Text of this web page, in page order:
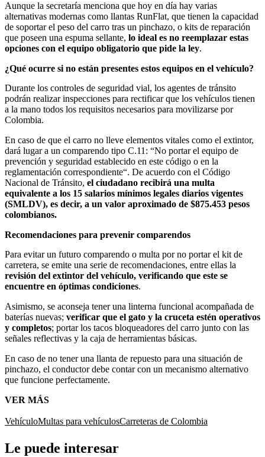
Aunque la secretaría menciona que hoy en día hay varias
alternativas modernas como llantas RunFlat, que tienen la capacidad
de soportar el peso del carro tras un pinchazo, o kits de reparación
que poseen una espuma sellante, lo ideal es no reemplazar estas
opciones con el equipo obligatorio que pide la ley.
¿Qué ocurre si no están presentes estos equipos en el vehículo?
Durante los controles de seguridad vial, los agentes de tránsito
podrán realizar inspecciones para rectificar que los vehículos tienen
a la mano todos los requisitos necesarios para movilizarse por
Colombia.
En caso de que el carro no lleve elementos vitales como el extintor,
dará lugar a un comparendo tipo C.11: “No portar el equipo de
prevención y seguridad establecido en este código o en la
reglamentación correspondiente“. De acuerdo con el Código
Nacional de Tránsito, el ciudadano recibirá una multa
equivalente a los 15 salarios mínimos legales diarios vigentes
(SMLDV), es decir, a un valor aproximado de $875.453 pesos
colombianos.
Recomendaciones para prevenir comparendos
Para evitar un futuro comparendo o multa por no portar el kit de
carretera, se emite una serie de recomendaciones, entre ellas la
revisión del extintor del vehículo, verificando que este se
encuentre en óptimas condiciones.
Asimismo, se aconseja tener una linterna funcional acompañada de
baterías nuevas; verificar que el gato y la cruceta estén operativos
y completos; portar los tacos bloqueadores del carro junto con las
señales reflectivas y la caja de herramientas básicas.
En caso de no tener una llanta de repuesto para una situación de
pinchazo, el conductor debe contar con un mecanismo alternativo
que funcione perfectamente.
VER MÁS
VehículoMultas para vehículosCarreteras de Colombia
Le puede interesar